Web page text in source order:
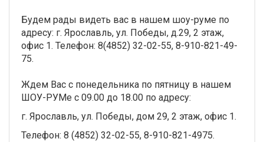
Будем рады видеть вас в нашем шоу-руме по
адресу: г. Ярославль, ул. Победы, д.29, 2 этаж,
офис 1. Телефон: 8(4852) 32-02-55, 8-910-821-49-
75.
Ждем Вас с понедельника по пятницу в нашем
ШОУ-РУМе с 09.00 до 18.00 по адресу:
г. Ярославль, ул. Победы, дом 29, 2 этаж, офис 1.
Телефон: 8 (4852) 32-02-55, 8-910-821-4975.